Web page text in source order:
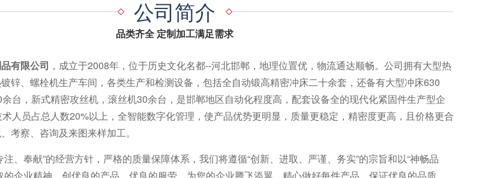
公司简介
品类齐全 定制加工满足需求
有限公司 ，成立于2008年，位于历史文化名都--河北邯郸，地理位置优，物流通达顺畅。公司拥有大型热
锌、螺栓机生产车间，各类生产和检测设备，包括全自动锻高精密冲床二十余套，还备有大型冲床630
台，新式精密攻丝机，滚丝机30余台，是邯郸地区自动化程度高，配套设备全的现代化紧固件生产型企
人员占总人数20%以上，全智能数字化管理，使产品优势更明显，质量更稳定，精密度更高，且价格更合
考察、咨询及来图来样加工。
、奉献”的经营方针，严格的质量保障体系，我们将遵循“创新、进取、严谨、务实”的宗旨和以“神畅品